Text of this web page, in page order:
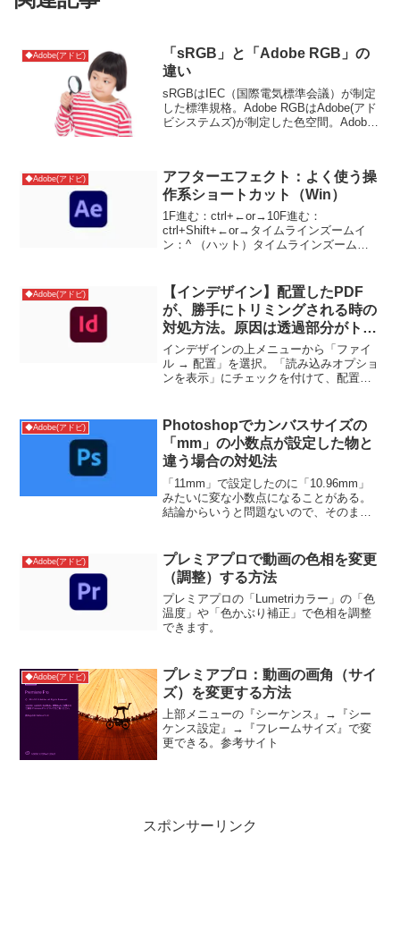
◆Adobe(アドビ)
「sRGB」と「Adobe RGB」の
違い
sRGBはIEC（国際電気標準会議）が制定
した標準規格。Adobe RGBはAdobe(アド
ビシステムズ)が制定した色空間。Adobe
◆Adobe(アドビ)
アフターエフェクト：よく使う操
作系ショートカット（Win）
1F進む：ctrl+←or→10F進む：
ctrl+Shift+←or→タイムラインズームイ
ン：^ （ハット）タイムラインズームア
◆Adobe(アドビ)
【インデザイン】配置したPDF
が、勝手にトリミングされる時の
対処方法。原因は透過部分がトリ
ミングされるから
インデザインの上メニューから「ファイ
ル → 配置」を選択。「読み込みオプショ
ンを表示」にチェックを付けて、配置す
るとPDFがトリミングされずに配置でき
ます。【トリミン...
◆Adobe(アドビ)
Photoshopでカンバスサイズの
「mm」の小数点が設定した物と
違う場合の対処法
「11mm」で設定したのに「10.96mm」
みたいに変な小数点になることがある。
結論からいうと問題ないので、そのまま
ます。参考サイト
◆Adobe(アドビ)
プレミアプロで動画の色相を変更
（調整）する方法
プレミアプロの「Lumetriカラー」の「色
温度」や「色かぶり補正」で色相を調整
できます。
◆Adobe(アドビ)
プレミアプロ：動画の画角（サイ
ズ）を変更する方法
上部メニューの『シーケンス』→『シー
ケンス設定』→『フレームサイズ』で変
更できる。参考サイト
スポンサーリンク